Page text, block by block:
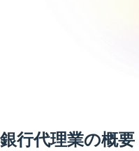
銀行代理業の概要